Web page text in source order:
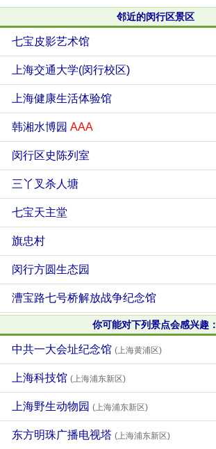
邻近的闵行区景区
七宝皮影艺术馆
上海交通大学(闵行校区)
上海健康生活体验馆
韩湘水博园 AAA
闵行区史陈列室
三丫叉杀人塘
七宝天主堂
旗忠村
闵行方圆生态园
漕宝路七号桥解放战争纪念馆
你可能对下列景点会感兴趣：
中共一大会址纪念馆 (上海黄浦区)
上海科技馆 (上海浦东新区)
上海野生动物园 (上海浦东新区)
东方明珠广播电视塔 (上海浦东新区)